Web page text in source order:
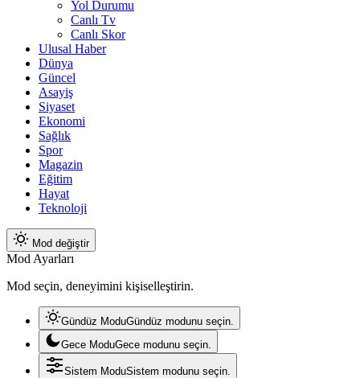
Yol Durumu
Canlı Tv
Canlı Skor
Ulusal Haber
Dünya
Güncel
Asayiş
Siyaset
Ekonomi
Sağlık
Spor
Magazin
Eğitim
Hayat
Teknoloji
Mod değiştir
Mod Ayarları
Mod seçin, deneyimini kişiselleştirin.
Gündüz ModuGündüz modunu seçin.
Gece ModuGece modunu seçin.
Sistem ModuSistem modunu seçin.